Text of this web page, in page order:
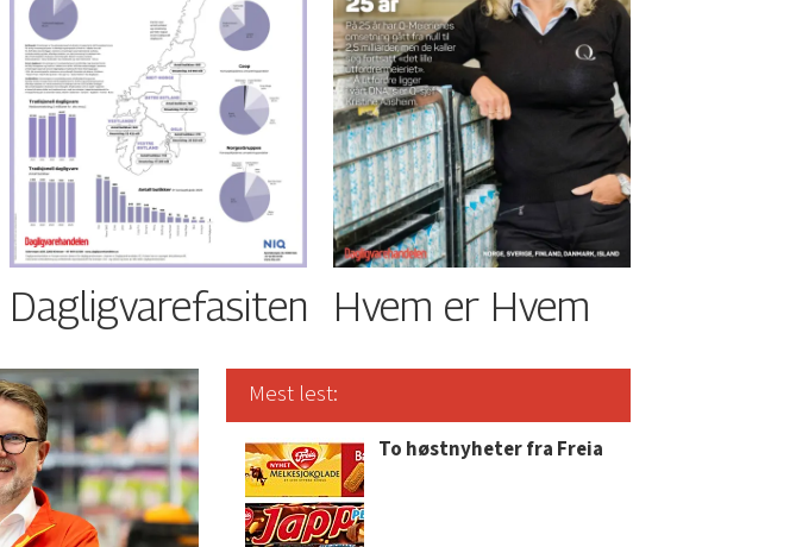
Dagligvarefasiten Hvem er Hvem
Mest lest:
To høstnyheter fra Freia